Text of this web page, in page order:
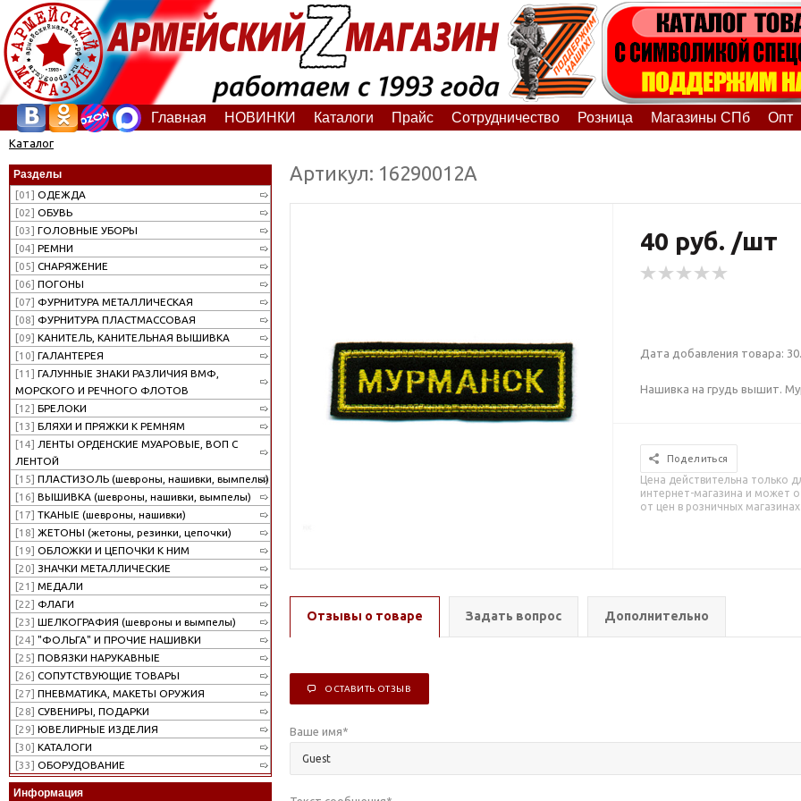
Главная НОВИНКИ Каталоги Прайс Сотрудничество Розница Магазины СПб Опт
Каталог
Разделы
[01] ОДЕЖДА
[02] ОБУВЬ
[03] ГОЛОВНЫЕ УБОРЫ
[04] РЕМНИ
[05] СНАРЯЖЕНИЕ
[06] ПОГОНЫ
[07] ФУРНИТУРА МЕТАЛЛИЧЕСКАЯ
[08] ФУРНИТУРА ПЛАСТМАССОВАЯ
[09] КАНИТЕЛЬ, КАНИТЕЛЬНАЯ ВЫШИВКА
[10] ГАЛАНТЕРЕЯ
[11] ГАЛУННЫЕ ЗНАКИ РАЗЛИЧИЯ ВМФ,
МОРСКОГО И РЕЧНОГО ФЛОТОВ
[12] БРЕЛОКИ
[13] БЛЯХИ И ПРЯЖКИ К РЕМНЯМ
[14] ЛЕНТЫ ОРДЕНСКИЕ МУАРОВЫЕ, ВОП С
ЛЕНТОЙ
[15] ПЛАСТИЗОЛЬ (шевроны, нашивки, вымпелы)
[16] ВЫШИВКА (шевроны, нашивки, вымпелы)
[17] ТКАНЫЕ (шевроны, нашивки)
[18] ЖЕТОНЫ (жетоны, резинки, цепочки)
[19] ОБЛОЖКИ И ЦЕПОЧКИ К НИМ
[20] ЗНАЧКИ МЕТАЛЛИЧЕСКИЕ
[21] МЕДАЛИ
[22] ФЛАГИ
[23] ШЕЛКОГРАФИЯ (шевроны и вымпелы)
[24] "ФОЛЬГА" И ПРОЧИЕ НАШИВКИ
[25] ПОВЯЗКИ НАРУКАВНЫЕ
[26] СОПУТСТВУЮЩИЕ ТОВАРЫ
[27] ПНЕВМАТИКА, МАКЕТЫ ОРУЖИЯ
[28] СУВЕНИРЫ, ПОДАРКИ
[29] ЮВЕЛИРНЫЕ ИЗДЕЛИЯ
[30] КАТАЛОГИ
[33] ОБОРУДОВАНИЕ
Информация
Артикул: 16290012А
40 руб. /шт
Дата добавления товара:
Нашивка на грудь вышит.
Поделиться
Цена действительна только
интернет-магазина и может
от цен в розничных магазинах
Отзывы о товаре Задать вопрос Дополнительно
ОСТАВИТЬ ОТЗЫВ
Ваше имя*